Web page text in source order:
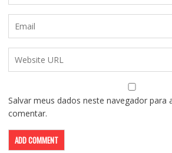
Salvar meus dados neste navegador para
comentar.